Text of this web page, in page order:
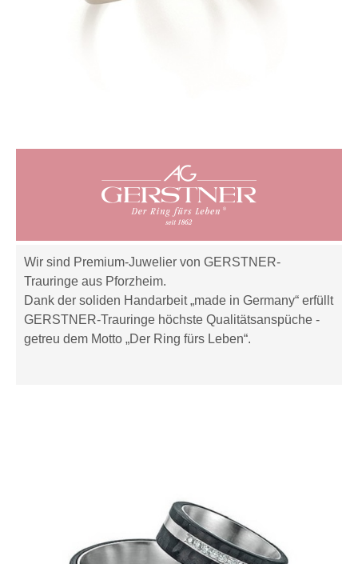
Wir sind Premium-Juwelier von GERSTNER-
Trauringe aus Pforzheim.
Dank der soliden Handarbeit „made in Germany“ erfüllt
GERSTNER-Trauringe höchste Qualitätsanspüche -
getreu dem Motto „Der Ring fürs Leben“.